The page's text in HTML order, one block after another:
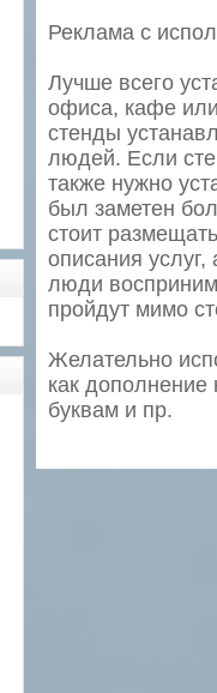
Реклама с
Лучше всего
офиса, кафе
стенды
людей. Если
также нужно
был заметен
стоит
описания
люди
пройдут мимо
Желательно
как
буквам и пр.